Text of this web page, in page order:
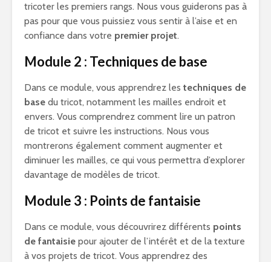
tricoter les premiers rangs. Nous vous guiderons pas à
pas pour que vous puissiez vous sentir à l’aise et en
confiance dans votre premier projet.
Module 2 : Techniques de base
Dans ce module, vous apprendrez les techniques de
base du tricot, notamment les mailles endroit et
envers. Vous comprendrez comment lire un patron
de tricot et suivre les instructions. Nous vous
montrerons également comment augmenter et
diminuer les mailles, ce qui vous permettra d’explorer
davantage de modèles de tricot.
Module 3 : Points de fantaisie
Dans ce module, vous découvrirez différents points
de fantaisie pour ajouter de l’intérêt et de la texture
à vos projets de tricot. Vous apprendrez des